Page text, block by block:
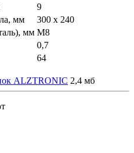
9
мм
300 х 240
мм M8
0,7
64
ALZTRONIC 2,4 мб